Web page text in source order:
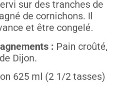
sur des tranches de
de cornichons. Il
et être congelé.
: Pain croûté,
Dijon.
625 ml (2 1/2 tasses)